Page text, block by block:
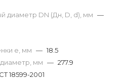
диаметр DN (Дн, D, d), мм —
e, мм — 18.5
мм — 277.9
18599-2001